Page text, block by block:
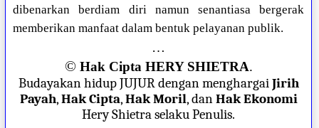
dibenarkan berdiam diri namun senantiasa bergerak
memberikan manfaat dalam bentuk pelayanan publik.
…
© Hak Cipta HERY SHIETRA.
Budayakan hidup JUJUR dengan menghargaiJirih
Payah,Hak Cipta,Hak Moril, danHak Ekonomi
Hery Shietra selaku Penulis.